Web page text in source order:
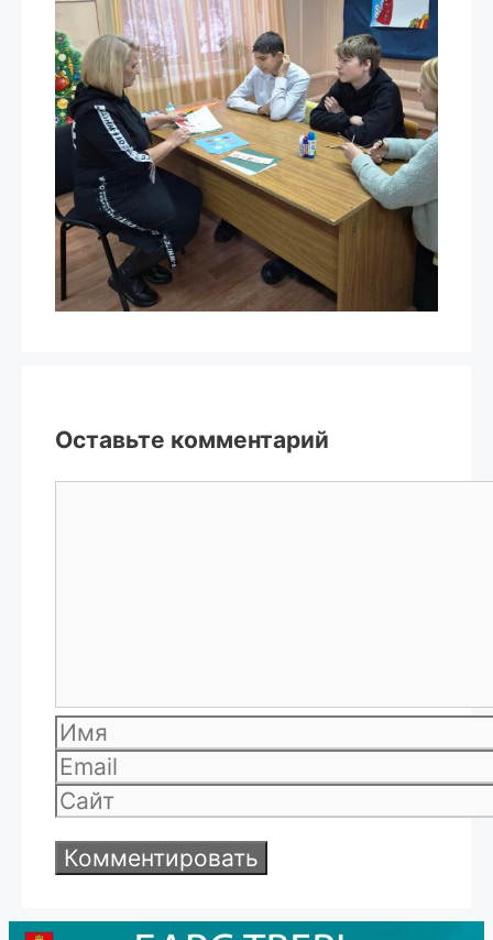
Оставьте комментарий
Имя
Email
Сайт